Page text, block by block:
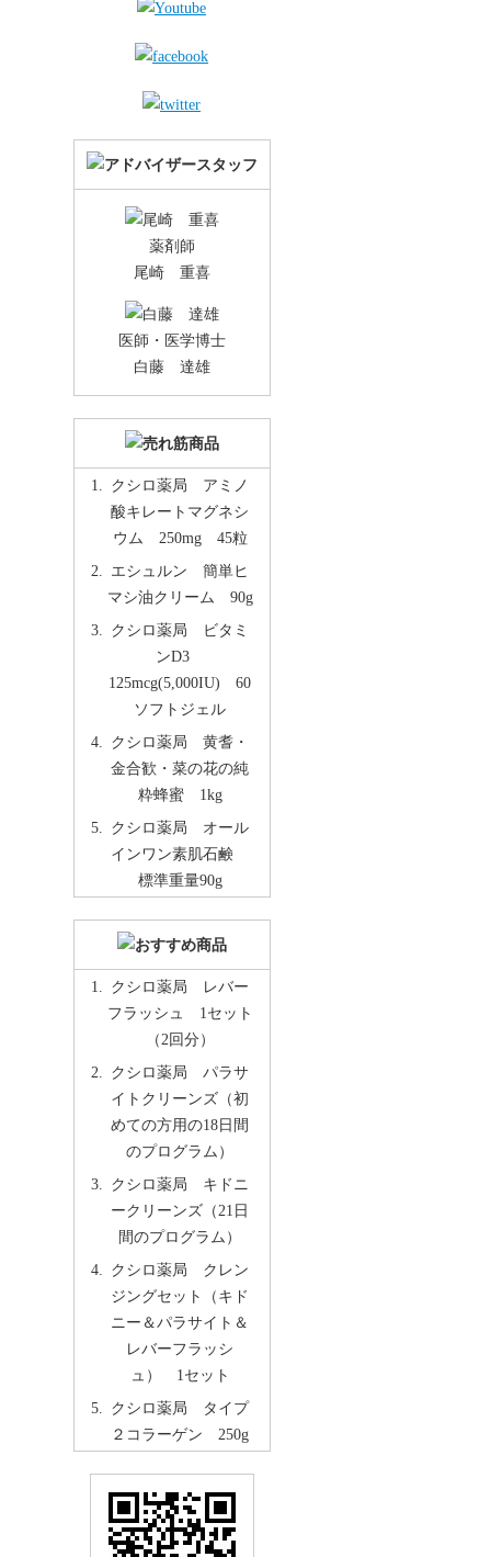
薬剤師
尾崎 重喜
医師・医学博士
白藤 達雄
クシロ薬局 アミノ
酸キレートマグネシ
ウム 250mg 45粒
エシュルン 簡単ヒ
マシ油クリーム 90g
クシロ薬局 ビタミ
ンD3
125mcg(5,000IU) 60
ソフトジェル
クシロ薬局 黄耆・
金合歓・菜の花の純
粋蜂蜜 1kg
クシロ薬局 オール
インワン素肌石鹸
標準重量90g
クシロ薬局 レバー
フラッシュ 1セット
（2回分）
クシロ薬局 パラサ
イトクリーンズ（初
めての方用の18日間
のプログラム）
クシロ薬局 キドニ
ークリーンズ（21日
間のプログラム）
クシロ薬局 クレン
ジングセット（キド
ニー＆パラサイト＆
レバーフラッシ
ュ） 1セット
クシロ薬局 タイプ
２コラーゲン 250g